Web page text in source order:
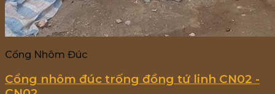
Cổng Nhôm Đúc
Cổng nhôm đúc trống đồng tứ linh CN02 -